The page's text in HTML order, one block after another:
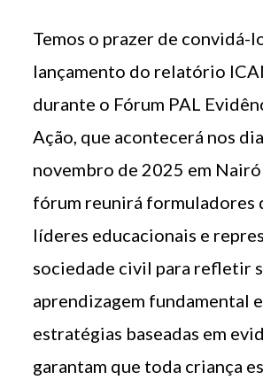
Temos o prazer de convidá-
lançamento do relatório
durante o Fórum PAL
Ação, que acontecerá nos
novembro de 2025 em
fórum reunirá formuladores
líderes educacionais e
sociedade civil para refletir
aprendizagem fundamental
estratégias baseadas em
garantam que toda criança